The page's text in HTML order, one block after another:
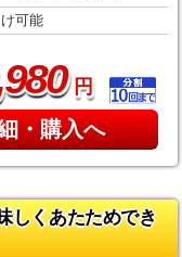
可能
980円
・購入へ
しくあたためでき